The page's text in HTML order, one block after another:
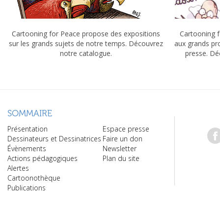
Cartooning for Peace propose des expositions
sur les grands sujets de notre temps. Découvrez
notre catalogue.
Cartooning
aux grands
presse.
SOMMAIRE
Présentation
Dessinateurs et Dessinatrices
Évènements
Actions pédagogiques
Alertes
Cartoonothèque
Publications
Espace presse
Faire un don
Newsletter
Plan du site